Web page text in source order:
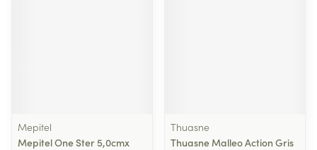
Mepitel
Mepitel One Ster 5,0cmx
Thuasne
Thuasne Malleo Action Gris